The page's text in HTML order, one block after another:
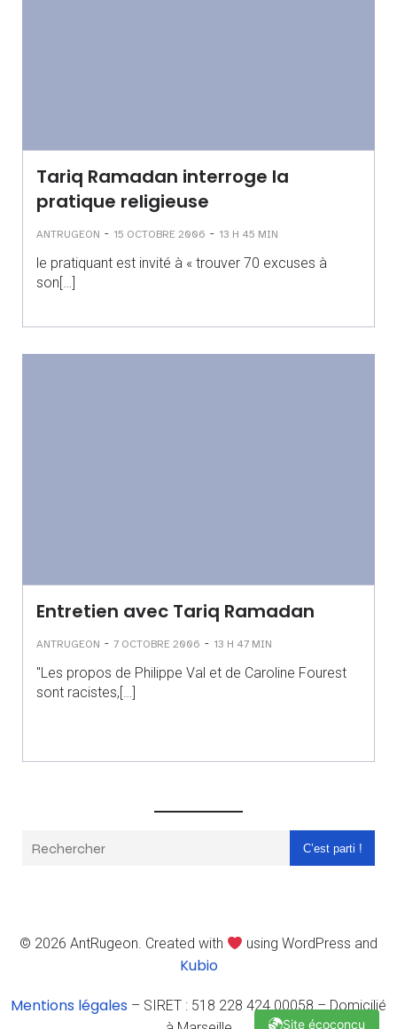
Tariq Ramadan interroge la
pratique religieuse
ANTRUGEON - 15 OCTOBRE 2006 - 13 H 45 MIN
le pratiquant est invité à « trouver 70 excuses à
son[…]
Entretien avec Tariq Ramadan
ANTRUGEON - 7 OCTOBRE 2006 - 13 H 47 MIN
"Les propos de Philippe Val et de Caroline Fourest
sont racistes,[…]
C’est parti !
© 2026 AntRugeon. Created with using WordPress and
Kubio
Mentions légales – SIRET : 518 228 424 00058 – Domicilié
Site écoconçu